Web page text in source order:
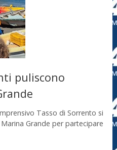
puliscono
Tasso di Sorrento si
Grande per partecipare